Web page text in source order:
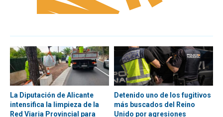
La Diputación de Alicante
intensifica la limpieza de la
Red Viaria Provincial para
Detenido uno de los fugitivos
más buscados del Reino
Unido por agresiones